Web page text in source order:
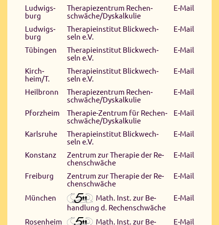
Lud­wigs­
burg
The­ra­pie­zen­trum Re­chen­
schwä­che/​Dys­kal­ku­lie
E‑Mail
Lud­wigs­
burg
The­ra­pie­in­sti­tut Blick­wech­
seln e.V.
E‑Mail
Tü­bin­gen
The­ra­pie­in­sti­tut Blick­wech­
seln e.V.
E‑Mail
Kirch­
heim/T.
The­ra­pie­in­sti­tut Blick­wech­
seln e.V.
E‑Mail
Heil­bronn
The­ra­pie­zen­trum Re­chen­
schwä­che/​Dys­kal­ku­lie
E‑Mail
Pforz­heim
The­ra­pie-Zen­trum für Re­chen­
schwä­che/​Dys­kal­ku­lie
E‑Mail
Karls­ru­he
The­ra­pie­in­sti­tut Blick­wech­
seln e.V.
E‑Mail
Kon­stanz
Zen­trum zur The­ra­pie der Re­
chen­schwä­che
E‑Mail
Frei­burg
Zen­trum zur The­ra­pie der Re­
chen­schwä­che
E‑Mail
Mün­chen
Math. Inst. zur Be­
hand­lung d. Re­chen­schwä­che
E‑Mail
Ro­sen­heim Math. Inst. zur Be­ E‑Mail